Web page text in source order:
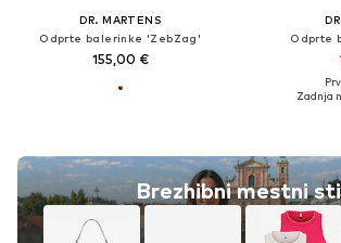
DR. MARTENS
Odprte balerinke 'ZebZag'
155,00 €
Brezhibni mestni
Odprte
Zadnja